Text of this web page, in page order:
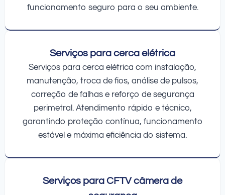
funcionamento seguro para o seu ambiente.
Serviços para cerca elétrica
Serviços para cerca elétrica com instalação,
manutenção, troca de fios, análise de pulsos,
correção de falhas e reforço de segurança
perimetral. Atendimento rápido e técnico,
garantindo proteção contínua, funcionamento
estável e máxima eficiência do sistema.
Serviços para CFTV câmera de